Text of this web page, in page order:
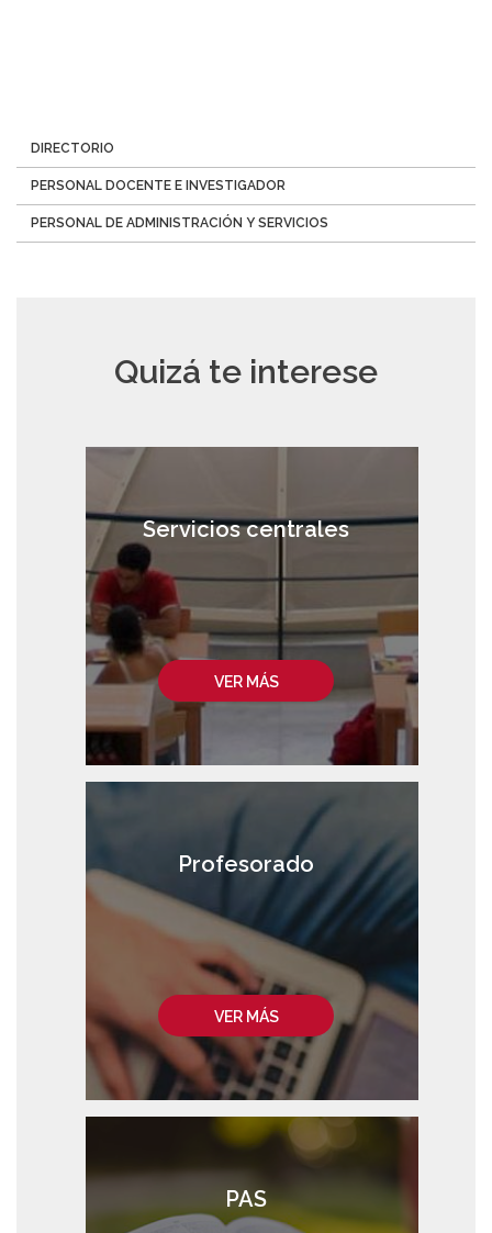
Menú
Directorio
DIRECTORIO
PERSONAL DOCENTE E INVESTIGADOR
PERSONAL DE ADMINISTRACIÓN Y SERVICIOS
Quizá te interese
VER MÁS
Servicios centrales
VER MÁS
Profesorado
PAS